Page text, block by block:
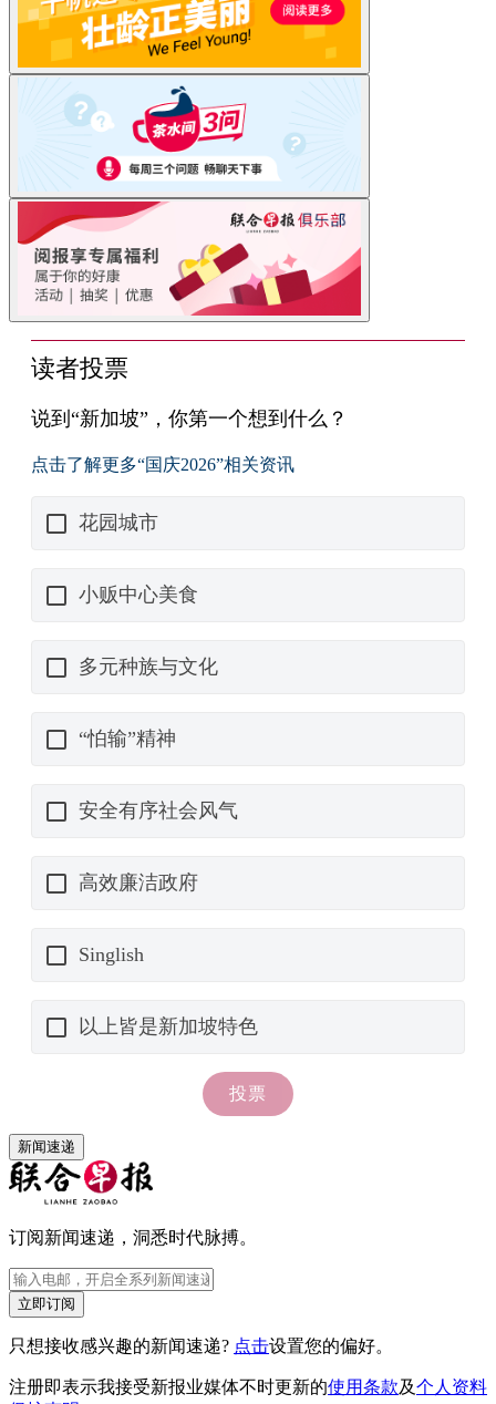
新闻速递
订阅新闻速递，洞悉时代脉搏。
立即订阅
只想接收感兴趣的新闻速递? 点击设置您的偏好。
注册即表示我接受新报业媒体不时更新的使用条款及个人资料